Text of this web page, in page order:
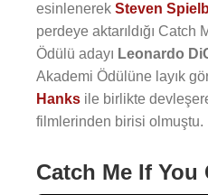
esinlenerek Steven
perdeye aktarıldığı Catch
Ödülü adayı Leonardo
Akademi Ödülüne layık
Hanks ile birlikte
filmlerinden birisi olmuştu.
Catch Me If You